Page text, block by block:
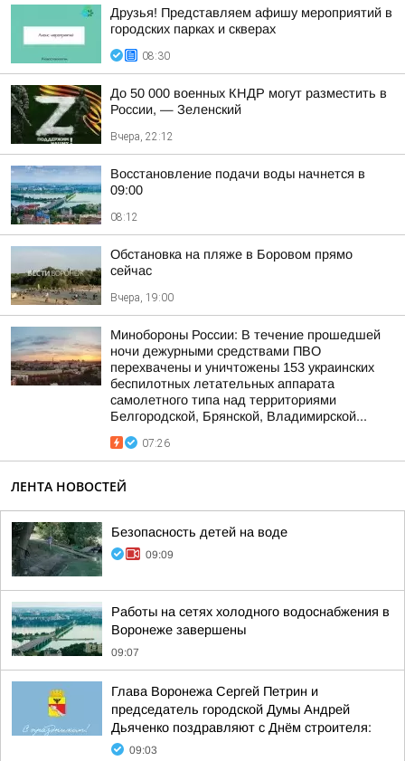
Друзья! Представляем афишу мероприятий в
городских парках и скверах
08:30
До 50 000 военных КНДР могут разместить в
России, — Зеленский
Вчера, 22:12
Восстановление подачи воды начнется в
09:00
08:12
Обстановка на пляже в Боровом прямо
сейчас
Вчера, 19:00
Минобороны России: В течение прошедшей
ночи дежурными средствами ПВО
перехвачены и уничтожены 153 украинских
беспилотных летательных аппарата
самолетного типа над территориями
Белгородской, Брянской, Владимирской...
07:26
ЛЕНТА НОВОСТЕЙ
Безопасность детей на воде
09:09
Работы на сетях холодного водоснабжения в
Воронеже завершены
09:07
Глава Воронежа Сергей Петрин и
председатель городской Думы Андрей
Дьяченко поздравляют с Днём строителя:
09:03